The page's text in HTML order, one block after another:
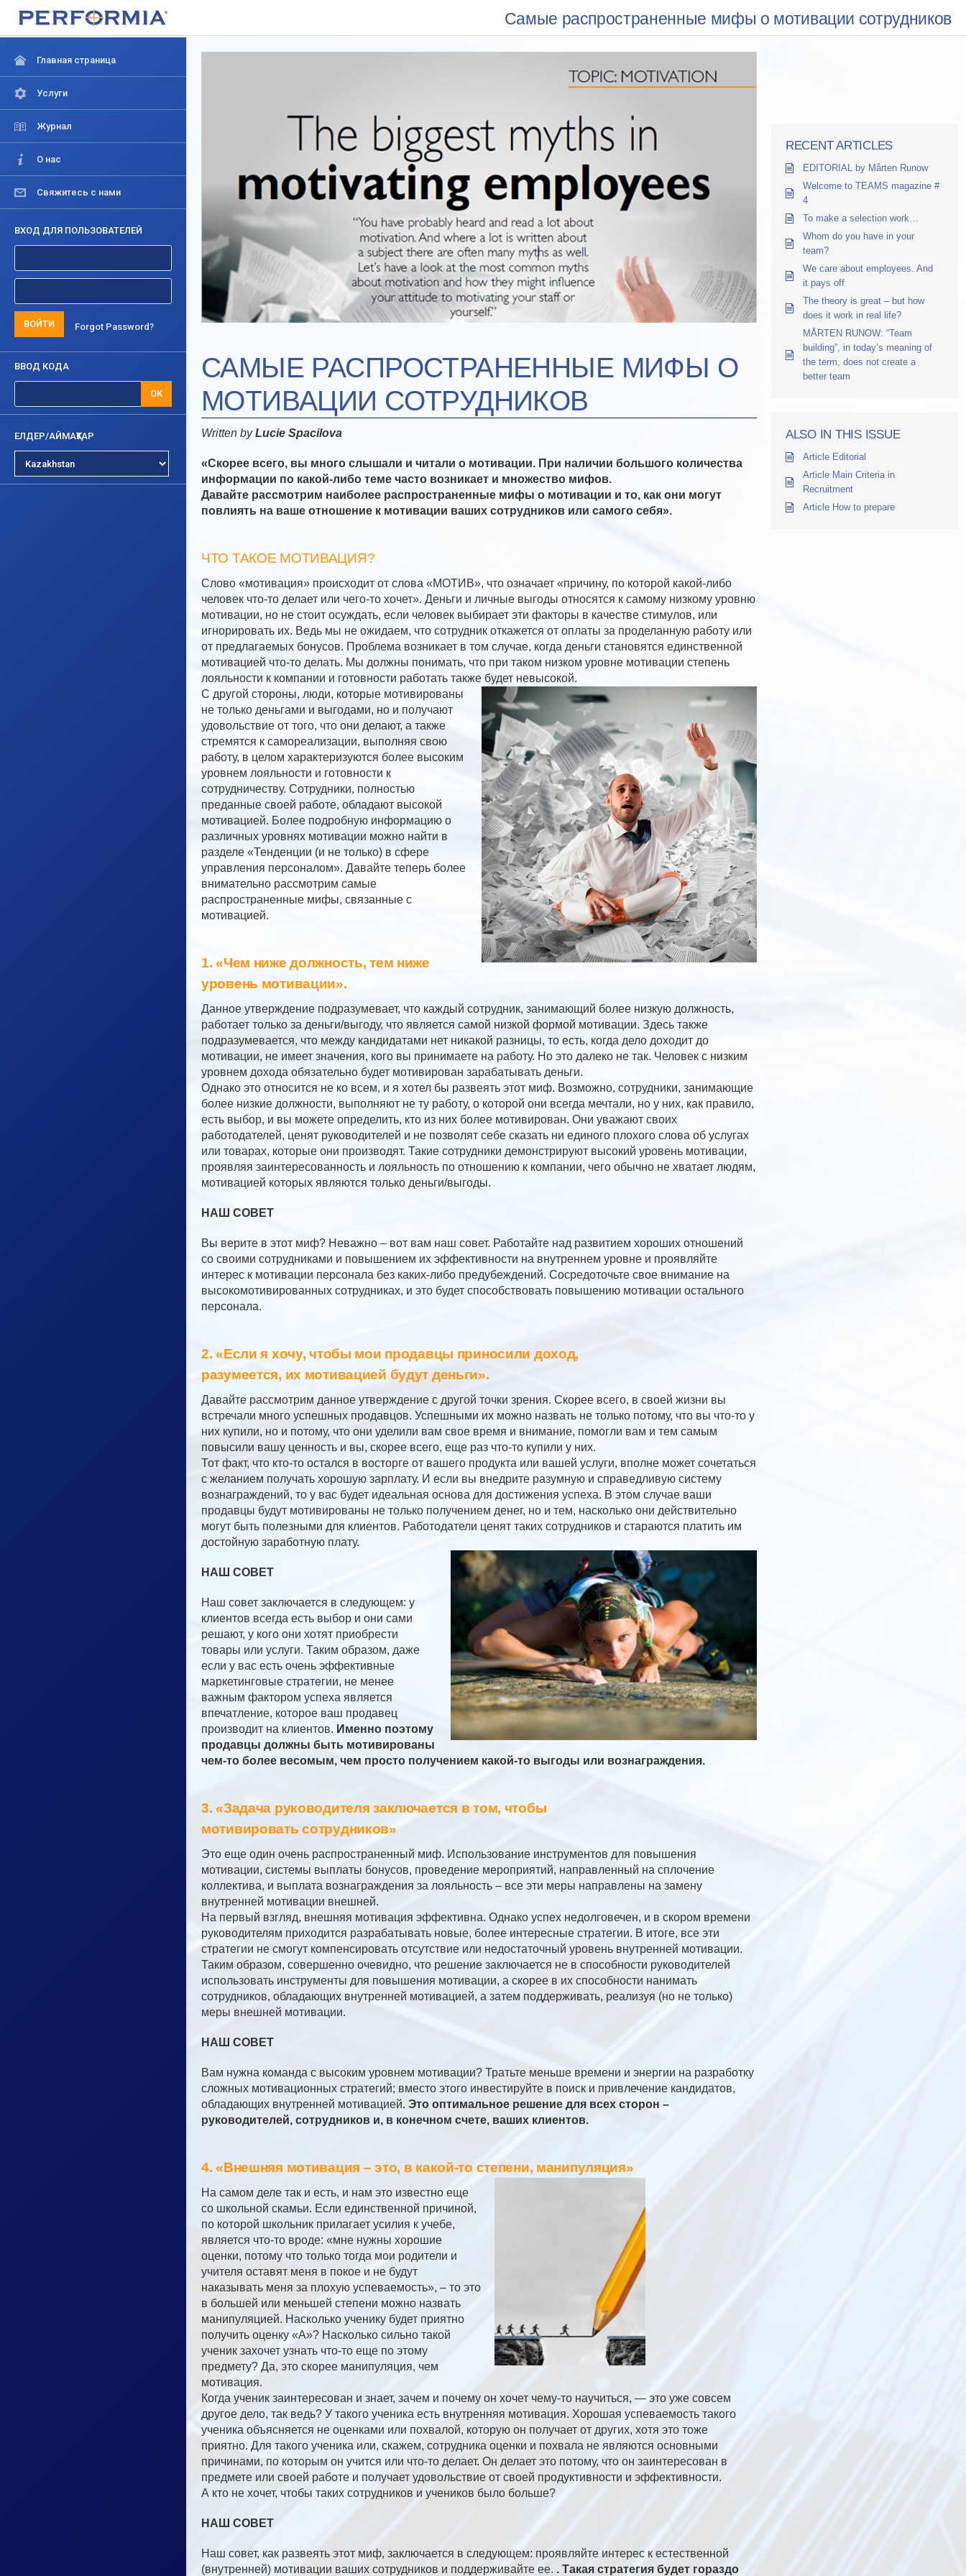
Самые распространенные мифы о мотивации сотрудников
Главная страница
Услуги
Журнал
О нас
Свяжитесь с нами
ВХОД ДЛЯ ПОЛЬЗОВАТЕЛЕЙ
ВОЙТИ Forgot Password?
ВВОД КОДА
OK
ЕЛДЕР/АЙМАҚТАР
САМЫЕ РАСПРОСТРАНЕННЫЕ МИФЫ О
МОТИВАЦИИ СОТРУДНИКОВ
Written byLucie Spacilova
«Скорее всего, вы много слышали и читали о мотивации. При наличии большого количества
информации по какой-либо теме часто возникает и множество мифов.
Давайте рассмотрим наиболее распространенные мифы о мотивации и то, как они могут
повлиять на ваше отношение к мотивации ваших сотрудников или самого себя».
ЧТО ТАКОЕ МОТИВАЦИЯ?
Слово «мотивация» происходит от слова «МОТИВ», что означает «причину, по которой какой-либо
человек что-то делает или чего-то хочет». Деньги и личные выгоды относятся к самому низкому уровню
мотивации, но не стоит осуждать, если человек выбирает эти факторы в качестве стимулов, или
игнорировать их. Ведь мы не ожидаем, что сотрудник откажется от оплаты за проделанную работу или
от предлагаемых бонусов. Проблема возникает в том случае, когда деньги становятся единственной
мотивацией что-то делать. Мы должны понимать, что при таком низком уровне мотивации степень
лояльности к компании и готовности работать также будет невысокой.
С другой стороны, люди, которые мотивированы
не только деньгами и выгодами, но и получают
удовольствие от того, что они делают, а также
стремятся к самореализации, выполняя свою
работу, в целом характеризуются более высоким
уровнем лояльности и готовности к
сотрудничеству. Сотрудники, полностью
преданные своей работе, обладают высокой
мотивацией. Более подробную информацию о
различных уровнях мотивации можно найти в
разделе «Тенденции (и не только) в сфере
управления персоналом». Давайте теперь более
внимательно рассмотрим самые
распространенные мифы, связанные с
мотивацией.
1. «Чем ниже должность, тем ниже
уровень мотивации».
Данное утверждение подразумевает, что каждый сотрудник, занимающий более низкую должность,
работает только за деньги/выгоду, что является самой низкой формой мотивации. Здесь также
подразумевается, что между кандидатами нет никакой разницы, то есть, когда дело доходит до
мотивации, не имеет значения, кого вы принимаете на работу. Но это далеко не так. Человек с низким
уровнем дохода обязательно будет мотивирован зарабатывать деньги.
Однако это относится не ко всем, и я хотел бы развеять этот миф. Возможно, сотрудники, занимающие
более низкие должности, выполняют не ту работу, о которой они всегда мечтали, но у них, как правило,
есть выбор, и вы можете определить, кто из них более мотивирован. Они уважают своих
работодателей, ценят руководителей и не позволят себе сказать ни единого плохого слова об услугах
или товарах, которые они производят. Такие сотрудники демонстрируют высокий уровень мотивации,
проявляя заинтересованность и лояльность по отношению к компании, чего обычно не хватает людям,
мотивацией которых являются только деньги/выгоды.
НАШ СОВЕТ
Вы верите в этот миф? Неважно – вот вам наш совет. Работайте над развитием хороших отношений
со своими сотрудниками и повышением их эффективности на внутреннем уровне и проявляйте
интерес к мотивации персонала без каких-либо предубеждений. Сосредоточьте свое внимание на
высокомотивированных сотрудниках, и это будет способствовать повышению мотивации остального
персонала.
2. «Если я хочу, чтобы мои продавцы приносили доход,
разумеется, их мотивацией будут деньги».
Давайте рассмотрим данное утверждение с другой точки зрения. Скорее всего, в своей жизни вы
встречали много успешных продавцов. Успешными их можно назвать не только потому, что вы что-то у
них купили, но и потому, что они уделили вам свое время и внимание, помогли вам и тем самым
повысили вашу ценность и вы, скорее всего, еще раз что-то купили у них.
Тот факт, что кто-то остался в восторге от вашего продукта или вашей услуги, вполне может сочетаться
с желанием получать хорошую зарплату. И если вы внедрите разумную и справедливую систему
вознаграждений, то у вас будет идеальная основа для достижения успеха. В этом случае ваши
продавцы будут мотивированы не только получением денег, но и тем, насколько они действительно
могут быть полезными для клиентов. Работодатели ценят таких сотрудников и стараются платить им
достойную заработную плату.
НАШ СОВЕТ
Наш совет заключается в следующем: у
клиентов всегда есть выбор и они сами
решают, у кого они хотят приобрести
товары или услуги. Таким образом, даже
если у вас есть очень эффективные
маркетинговые стратегии, не менее
важным фактором успеха является
впечатление, которое ваш продавец
производит на клиентов. Именно поэтому
продавцы должны быть мотивированы
чем-то более весомым, чем просто получением какой-то выгоды или вознаграждения.
3. «Задача руководителя заключается в том, чтобы
мотивировать сотрудников»
Это еще один очень распространенный миф. Использование инструментов для повышения
мотивации, системы выплаты бонусов, проведение мероприятий, направленный на сплочение
коллектива, и выплата вознаграждения за лояльность – все эти меры направлены на замену
внутренней мотивации внешней.
На первый взгляд, внешняя мотивация эффективна. Однако успех недолговечен, и в скором времени
руководителям приходится разрабатывать новые, более интересные стратегии. В итоге, все эти
стратегии не смогут компенсировать отсутствие или недостаточный уровень внутренней мотивации.
Таким образом, совершенно очевидно, что решение заключается не в способности руководителей
использовать инструменты для повышения мотивации, а скорее в их способности нанимать
сотрудников, обладающих внутренней мотивацией, а затем поддерживать, реализуя (но не только)
меры внешней мотивации.
НАШ СОВЕТ
Вам нужна команда с высоким уровнем мотивации? Тратьте меньше времени и энергии на разработку
сложных мотивационных стратегий; вместо этого инвестируйте в поиск и привлечение кандидатов,
обладающих внутренней мотивацией. Это оптимальное решение для всех сторон –
руководителей, сотрудников и, в конечном счете, ваших клиентов.
4. «Внешняя мотивация – это, в какой-то степени, манипуляция»
На самом деле так и есть, и нам это известно еще
со школьной скамьи. Если единственной причиной,
по которой школьник прилагает усилия к учебе,
является что-то вроде: «мне нужны хорошие
оценки, потому что только тогда мои родители и
учителя оставят меня в покое и не будут
наказывать меня за плохую успеваемость», – то это
в большей или меньшей степени можно назвать
манипуляцией. Насколько ученику будет приятно
получить оценку «А»? Насколько сильно такой
ученик захочет узнать что-то еще по этому
предмету? Да, это скорее манипуляция, чем
мотивация.
Когда ученик заинтересован и знает, зачем и почему он хочет чему-то научиться, — это уже совсем
другое дело, так ведь? У такого ученика есть внутренняя мотивация. Хорошая успеваемость такого
ученика объясняется не оценками или похвалой, которую он получает от других, хотя это тоже
приятно. Для такого ученика или, скажем, сотрудника оценки и похвала не являются основными
причинами, по которым он учится или что-то делает. Он делает это потому, что он заинтересован в
предмете или своей работе и получает удовольствие от своей продуктивности и эффективности.
А кто не хочет, чтобы таких сотрудников и учеников было больше?
НАШ СОВЕТ
Наш совет, как развеять этот миф, заключается в следующем: проявляйте интерес к естественной
(внутренней) мотивации ваших сотрудников и поддерживайте ее. . Такая стратегия будет гораздо
RECENT ARTICLES
EDITORIAL by Mårten Runow
Welcome to TEAMS magazine #
4
To make a selection work…
Whom do you have in your
team?
We care about employees. And
it pays off
The theory is great – but how
does it work in real life?
MÅRTEN RUNOW: “Team
building”, in today’s meaning of
the term, does not create a
better team
ALSO IN THIS ISSUE
Article Editorial
Article Main Criteria in
Recruitment
Article How to prepare